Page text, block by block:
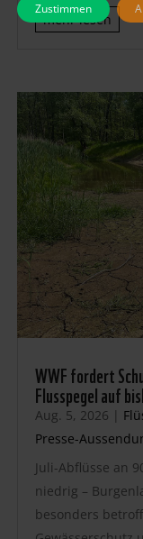
mehr lesen
WWF fordert
Flusspegel auf
Aug. 5, 2026 |
Presse-
Juli-Abflüsse an
niedrig –
besonders
Zustimmen